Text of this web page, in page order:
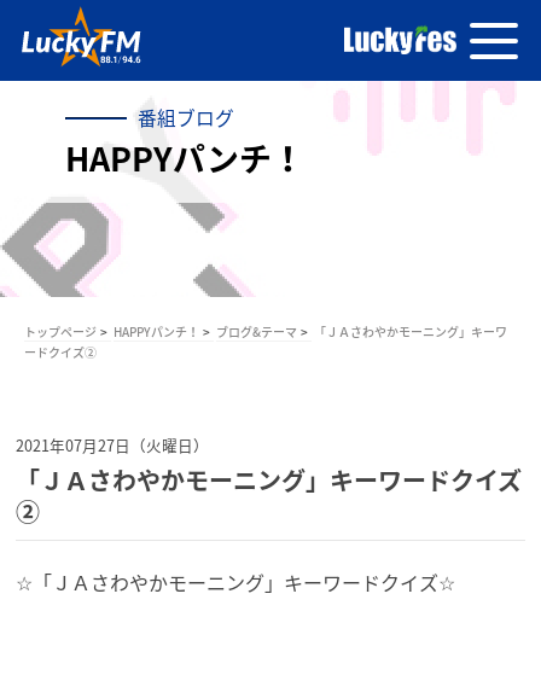
番組ブログ
HAPPYパンチ！
トップページ HAPPYパンチ！ ブログ&テーマ
「ＪＡさわやかモーニング」キーワ
ードクイズ②
2021年07月27日（火曜日）
「ＪＡさわやかモーニング」キーワードクイズ
②
☆「ＪＡさわやかモーニング」キーワードクイズ☆